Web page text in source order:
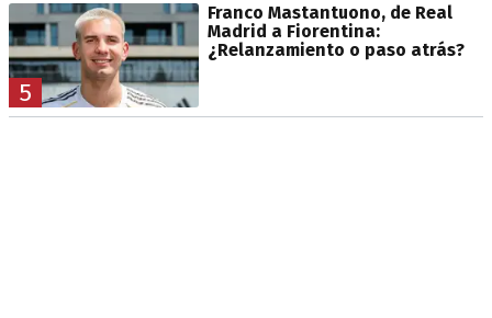
5
Franco Mastantuono, de Real
Madrid a Fiorentina:
¿Relanzamiento o paso atrás?